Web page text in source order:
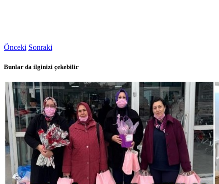
Önceki Sonraki
Bunlar da ilginizi çekebilir